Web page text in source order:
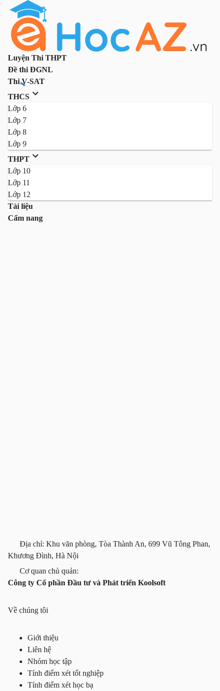
Luyện Thi THPT
Đề thi ĐGNL
Thi V-SAT
THCS
Lớp 6
Lớp 7
Lớp 8
Lớp 9
THPT
Lớp 10
Lớp 11
Lớp 12
Tài liệu
Cẩm nang
Địa chỉ: Khu văn phòng, Tòa Thành An, 699 Vũ Tông Phan,
Khương Đình, Hà Nội
Cơ quan chủ quản:
Công ty Cổ phần Đầu tư và Phát triển Koolsoft
Về chúng tôi
Giới thiệu
Liên hệ
Nhóm học tập
Tính điểm xét tốt nghiệp
Tính điểm xét học bạ